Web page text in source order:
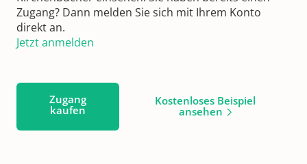
Zugang? Dann melden Sie sich mit Ihrem Konto
direkt an.
Jetzt anmelden
Zugang
kaufen
Kostenloses Beispiel
ansehen